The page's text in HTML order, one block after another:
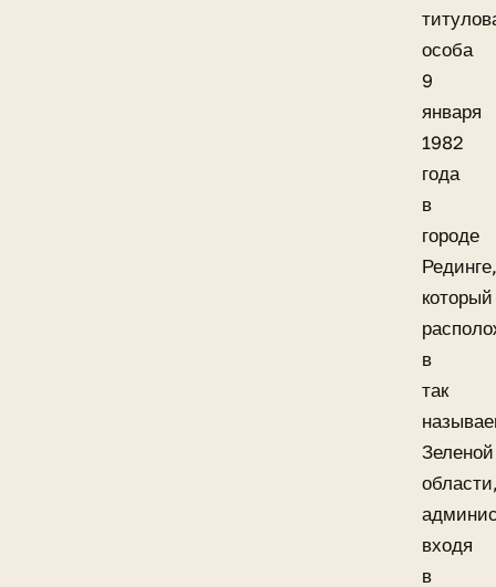
особа
9
января
1982
года
в
городе
который
в
так
Зеленой
входя
в